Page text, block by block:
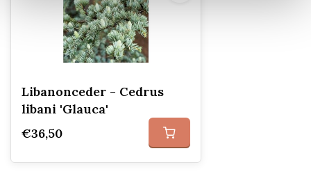
Libanonceder - Cedrus
libani 'Glauca'
€36,50